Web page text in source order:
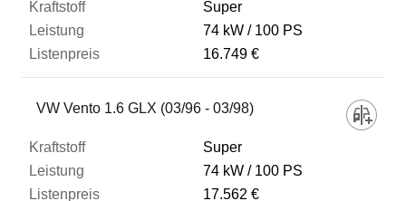
Super
74 kW
100 PS
16.749 €
VW Vento 1.6 GLX (03/96 - 03/98)
Super
74 kW
100 PS
17.562 €